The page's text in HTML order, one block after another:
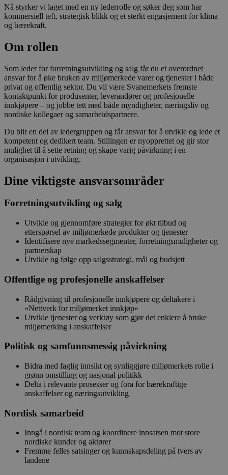
Nå styrker vi laget med en ny lederrolle og søker deg som har
kommersiell teft, strategisk blikk og et sterkt engasjement for klima
og bærekraft.
Om rollen
Som leder for forretningsutvikling og salg får du et overordnet
ansvar for å øke bruken av miljømerkede varer og tjenester i både
privat og offentlig sektor. Du vil være Svanemerkets fremste
kontaktpunkt for produsenter, leverandører og profesjonelle
innkjøpere – og jobbe tett med både myndigheter, næringsliv og
nordiske kollegaer og samarbeidspartnere.
Du blir en del av ledergruppen og får ansvar for å utvikle og lede et
kompetent og dedikert team. Stillingen er nyopprettet og gir stor
mulighet til å sette retning og skape varig påvirkning i en
organisasjon i utvikling.
Dine viktigste ansvarsområder
Forretningsutvikling og salg
Utvikle og gjennomføre strategier for økt tilbud og
etterspørsel av miljømerkede produkter og tjenester
Identifisere nye markedssegmenter, forretningsmuligheter og
partnerskap
Utvikle og følge opp salgsstrategi, mål og budsjett
Offentlige og profesjonelle anskaffelser
Rådgivning til profesjonelle innkjøpere og deltakere i
«Nettverk for miljømerket innkjøp»
Utvikle tjenester og verktøy som gjør det enklere å bruke
miljømerking i anskaffelser
Politisk og samfunnsmessig påvirkning
Bidra med faglig innsikt og synliggjøre miljømerkets rolle i
grønn omstilling og nasjonal politikk
Delta i relevante prosesser og fora for bærekraftige
anskaffelser og næringsutvikling
Nordisk samarbeid
Inngå i nordisk team og koordinere innsatsen mot store
nordiske kunder og aktører
Fremme felles satsinger og kunnskapsdeling på tvers av
landene